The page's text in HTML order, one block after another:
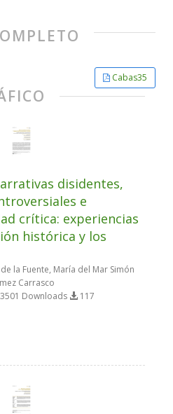
Cabas35
disidentes,
e
crítica: experiencias
histórica y los
la Fuente, María del Mar Simón
Carrasco
Downloads 117